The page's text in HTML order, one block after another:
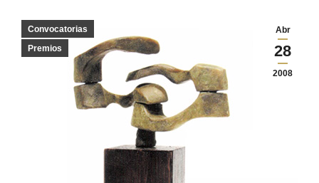
Abr
28
2008
Convocatorias
Premios